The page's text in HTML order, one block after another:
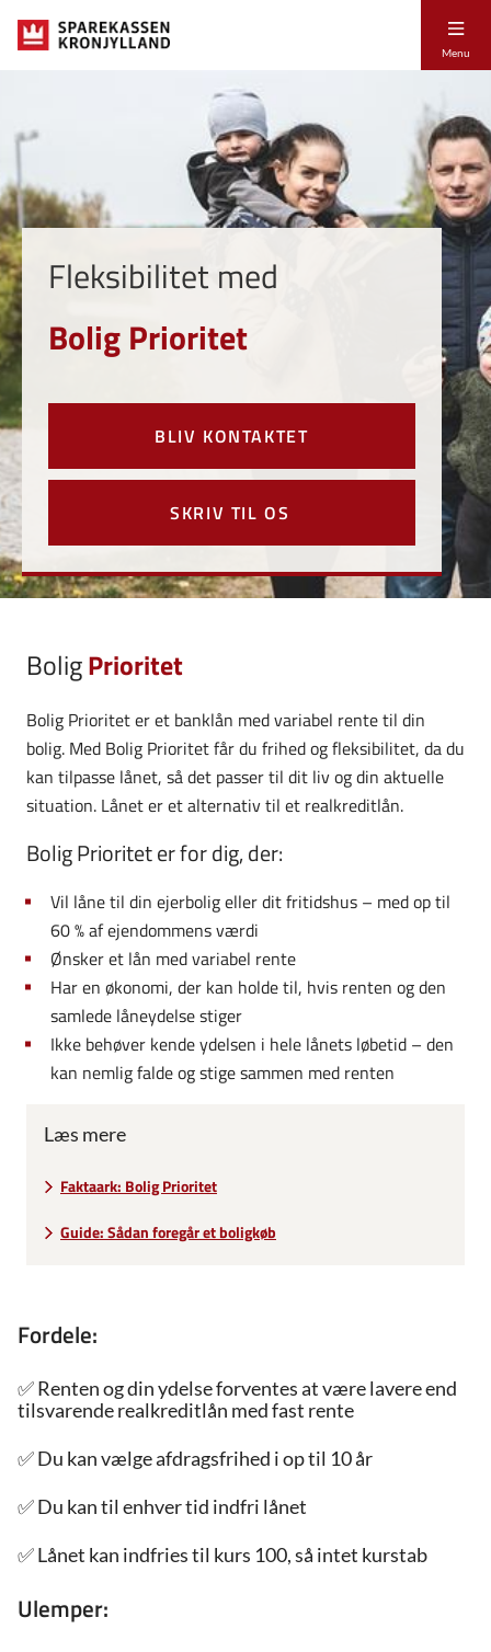
Menu
Fleksibilitet med
Bolig Prioritet
BLIV KONTAKTET
SKRIV TIL OS
BoligPrioritet
Bolig Prioritet er et banklån med variabel rente til din
bolig. Med Bolig Prioritet får du frihed og fleksibilitet, da du
kan tilpasse lånet, så det passer til dit liv og din aktuelle
situation. Lånet er et alternativ til et realkreditlån.
Bolig Prioritet er for dig, der:
Vil låne til din ejerbolig eller dit fritidshus – med op til
60 % af ejendommens værdi
Ønsker et lån med variabel rente
Har en økonomi, der kan holde til, hvis renten og den
samlede låneydelse stiger
Ikke behøver kende ydelsen i hele lånets løbetid – den
kan nemlig falde og stige sammen med renten
Læs mere
Faktaark: Bolig Prioritet
Guide: Sådan foregår et boligkøb
Fordele:
✅Renten og din ydelse forventes at være lavere end
tilsvarende realkreditlån med fast rente
✅ Du kan vælge afdragsfrihed i op til 10 år
✅Du kan til enhver tid indfri lånet
✅ Lånet kan indfries til kurs 100, så intet kurstab
Ulemper: